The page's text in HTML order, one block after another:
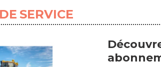
SERVICE